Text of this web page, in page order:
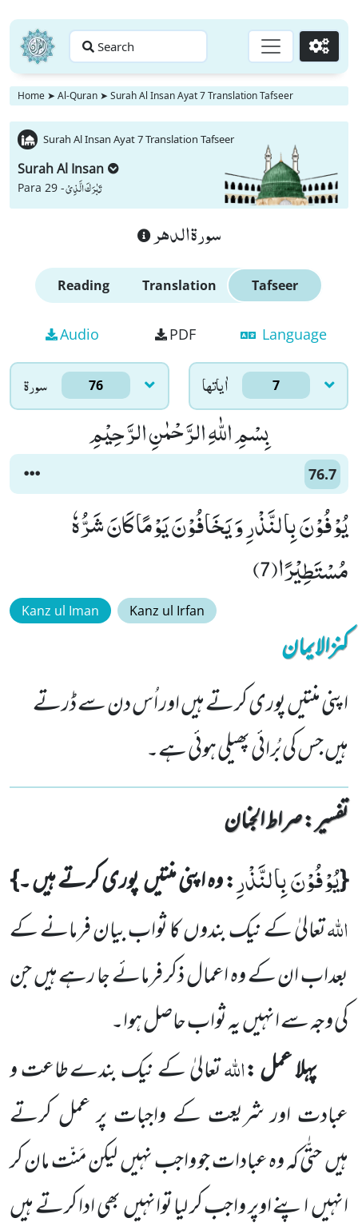
Search Go
Home ➤ Al-Quran ➤ Surah Al Insan Ayat 7 Translation Tafseer
Surah Al Insan Ayat 7 Translation Tafseer
Surah Al Insan
Para 29 -تَبٰرَكَ الَّذِیْ
سورة الدهر
Reading Translation Tafseer
Audio PDF Language
سورۃ 76 اٰياتها 7
بِسْمِ اللّٰهِ الرَّحْمٰنِ الرَّحِیْمِ
76.7
یُوْفُوْنَ بِالنَّذْرِ وَ یَخَافُوْنَ یَوْمًا كَانَ شَرُّهٗ
مُسْتَطِیْرًا(7)
Kanz ul Iman Kanz ul Irfan
کنزالایمان
اپنی منتیں پوری کرتے ہیں اور اُس دن سے ڈرتے
ہیں جس کی بُرائی پھیلی ہوئی ہے۔
تفسیر : ‎صراط الجنان
{یُوْفُوْنَ بِالنَّذْرِ: وہ اپنی منتیںپوری کرتے ہیں ۔}
اللّٰہتعالیٰ کے نیک بندوںکا ثواب بیان فرمانے کے
بعداب ان کےوہ اعمال ذکر فرمائے جا رہے ہیں جن
کی وجہ سے انہیںیہ ثواب حاصل ہوا۔
پہلا عمل :اللّٰہتعالیٰ کے نیکبندے طاعت و
عبادت اور شریعت کے واجبات پر عمل کرتے
ہیںحتّٰی کہ وہعبادات جو واجب نہیںلیکن مَنّت مان کر
انہیںاپنے اوپر واجب کر لیا توانہیںبھی ادا کرتے ہیں